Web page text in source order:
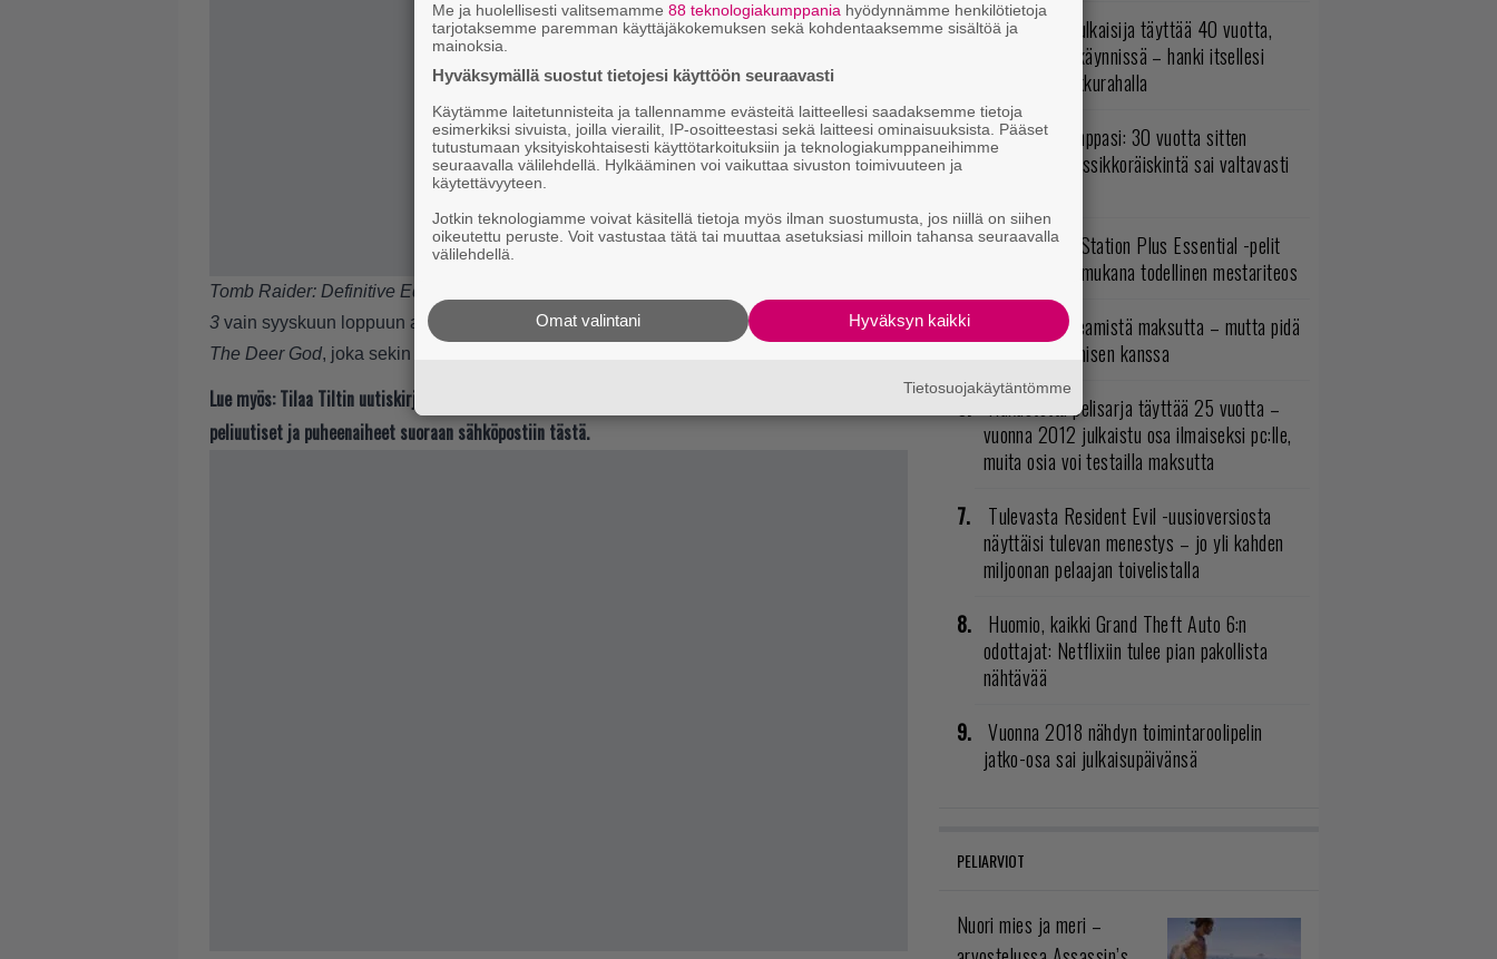
Tomb Raider: Definitive Edition
3 vain syyskuun loppuun asti. Näiden lisäksi Xbox Onelle on saatavilla myös indie-peli
The Deer God, joka sekin vain 30. syyskuuta asti.
Lue myös: Tilaa Tiltin uutiskirje ja tiedät mistä kahvitauolla puhutaan! Nappaa ajankohtaiset
peliuutiset ja puheenaiheet suoraan sähköpostiin tästä.
Rakastettu julkaisija täyttää 40 vuotta,
valtavat alet käynnissä – hanki itsellesi
klassikoita pikkurahalla
No johan pomppasi: 30 vuotta sitten
ilmestynyt klassikkoräiskintä sai valtavasti
Elokuun PlayStation Plus Essential -pelit
ilmestyivät – mukana todellinen mestariteos
Loistopeli Steamistä maksutta – mutta pidä
kiirettä lataamisen kanssa
Rakastettu pelisarja täyttää 25 vuotta –
vuonna 2012 julkaistu osa ilmaiseksi pc:lle,
muita osia voi testailla maksutta
Tulevasta Resident Evil -uusioversiosta
näyttäisi tulevan menestys – jo yli kahden
miljoonan pelaajan toivelistalla
Huomio, kaikki Grand Theft Auto 6:n
odottajat: Netflixiin tulee pian pakollista
nähtävää
Vuonna 2018 nähdyn toimintaroolipelin
jatko-osa sai julkaisupäivänsä
PELIARVIOT
Nuori mies ja meri –
Me ja huolellisesti valitsemamme 88 teknologiakumppania hyödynnämme henkilötietoja
tarjotaksemme paremman käyttäjäkokemuksen sekä kohdentaaksemme sisältöä ja
mainoksia.
Hyväksymällä suostut tietojesi käyttöön seuraavasti
Käytämme laitetunnisteita ja tallennamme evästeitä laitteellesi saadaksemme tietoja
esimerkiksi sivuista, joilla vierailit, IP-osoitteestasi sekä laitteesi ominaisuuksista. Pääset
tutustumaan yksityiskohtaisesti käyttötarkoituksiin ja teknologiakumppaneihimme
seuraavalla välilehdellä. Hylkääminen voi vaikuttaa sivuston toimivuuteen ja
käytettävyyteen.
Jotkin teknologiamme voivat käsitellä tietoja myös ilman suostumusta, jos niillä on siihen
oikeutettu peruste. Voit vastustaa tätä tai muuttaa asetuksiasi milloin tahansa seuraavalla
välilehdellä.
Hyväksyn kaikki
Omat valintani
Tietosuojakäytäntömme